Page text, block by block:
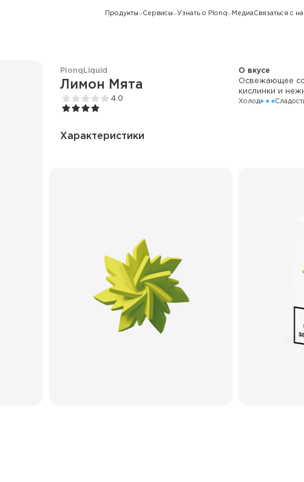
Продукты Сервисы Узнать о Plonq Медиа Связаться с
Plonq Liquid
Лимон Мята
4.0
О вкусе
Освежающее
кислинки и
Холод
Характеристики